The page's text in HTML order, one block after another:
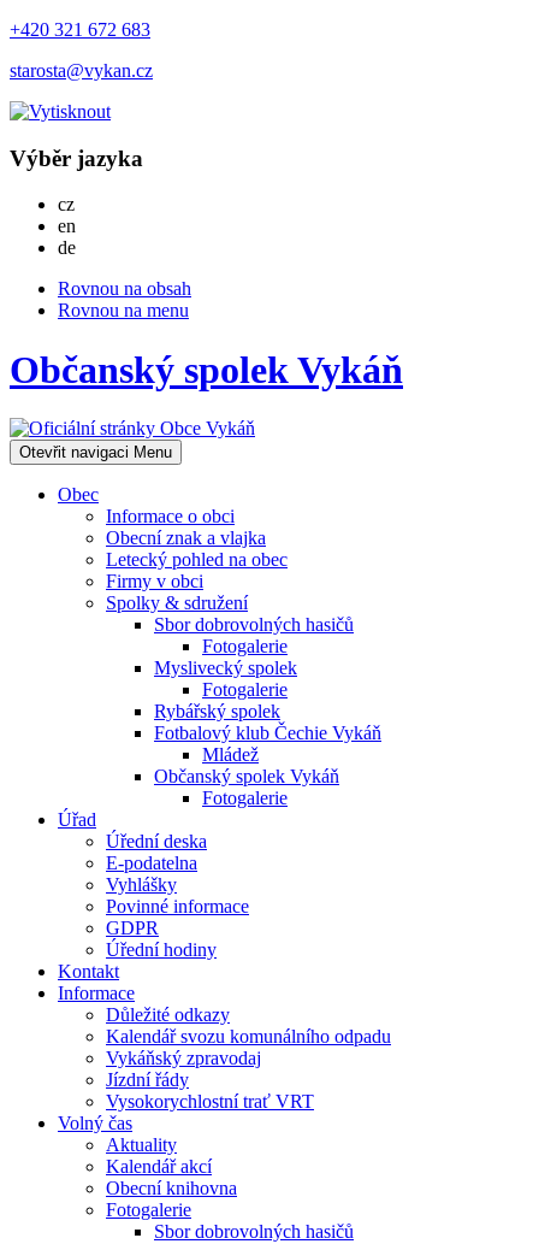
+420 321 672 683
starosta@vykan.cz
Výběr jazyka
czČesky
en
deDeutsch
Rovnou na obsah
Rovnou na menu
Občanský spolek Vykáň
Otevřit navigaci Menu
Obec
Informace o obci
Obecní znak a vlajka
Letecký pohled na obec
Firmy v obci
Spolky & sdružení
Sbor dobrovolných hasičů
Fotogalerie
Myslivecký spolek
Fotogalerie
Rybářský spolek
Fotbalový klub Čechie Vykáň
Mládež
Občanský spolek Vykáň
Fotogalerie
Úřad
Úřední deska
E-podatelna
Vyhlášky
Povinné informace
GDPR
Úřední hodiny
Kontakt
Informace
Důležité odkazy
Kalendář svozu komunálního odpadu
Vykáňský zpravodaj
Jízdní řády
Vysokorychlostní trať VRT
Volný čas
Aktuality
Kalendář akcí
Obecní knihovna
Fotogalerie
Sbor dobrovolných hasičů